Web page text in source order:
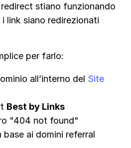
stiano funzionando
link siano redirezionati
per farlo:
all’interno del Site
Best by Links
"404 not found"
base ai domini referral